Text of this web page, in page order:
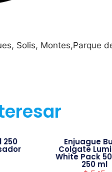
Solis, Montes,Parque
250 Enjuague
Colgate
White Pack
250 ml